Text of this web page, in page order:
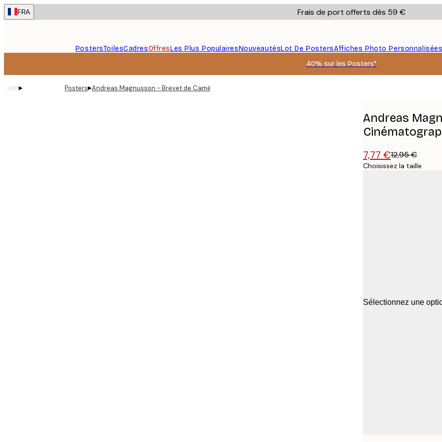
Skip
to
FRA Frais de port offerts dès 59 €
PostersToilesCadresOffresLes Plus PopulairesNouveautésLot De PostersAffiches Photo
40% sur les Posters*
▸ Posters▸Andreas Magnusson - Brevet de Caméra Cinématographique Affiche
Andreas
7,77 €12,95 €
Choisissez la taille
Sélectionnez une